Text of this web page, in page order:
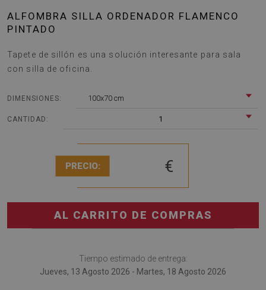
ALFOMBRA SILLA ORDENADOR FLAMENCO
PINTADO
Tapete de sillón es una solución interesante para sala
con silla de oficina.
DIMENSIONES: 100x70 cm
CANTIDAD: 1
PRECIO: €
AL CARRITO DE COMPRAS
Tiempo estimado de entrega:
Jueves, 13 Agosto 2026 - Martes, 18 Agosto 2026